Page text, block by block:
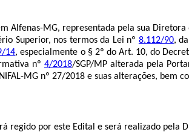
Alfenas-MG, representada pela sua
Superior, nos termos da Lei nº 8.112/90,
14, especialmente o § 2º do Art. 10, do
nº 4/2018/SGP/MP alterada pela
MG nº 27/2018 e suas alterações, bem
por este Edital e será realizado pela